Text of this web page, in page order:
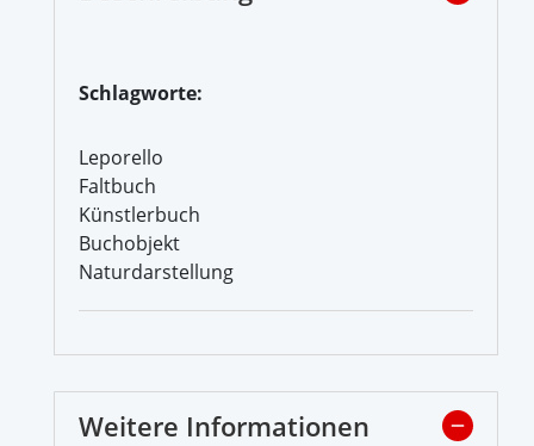
Schlagworte:
Leporello
Faltbuch
Künstlerbuch
Buchobjekt
Naturdarstellung
Weitere Informationen